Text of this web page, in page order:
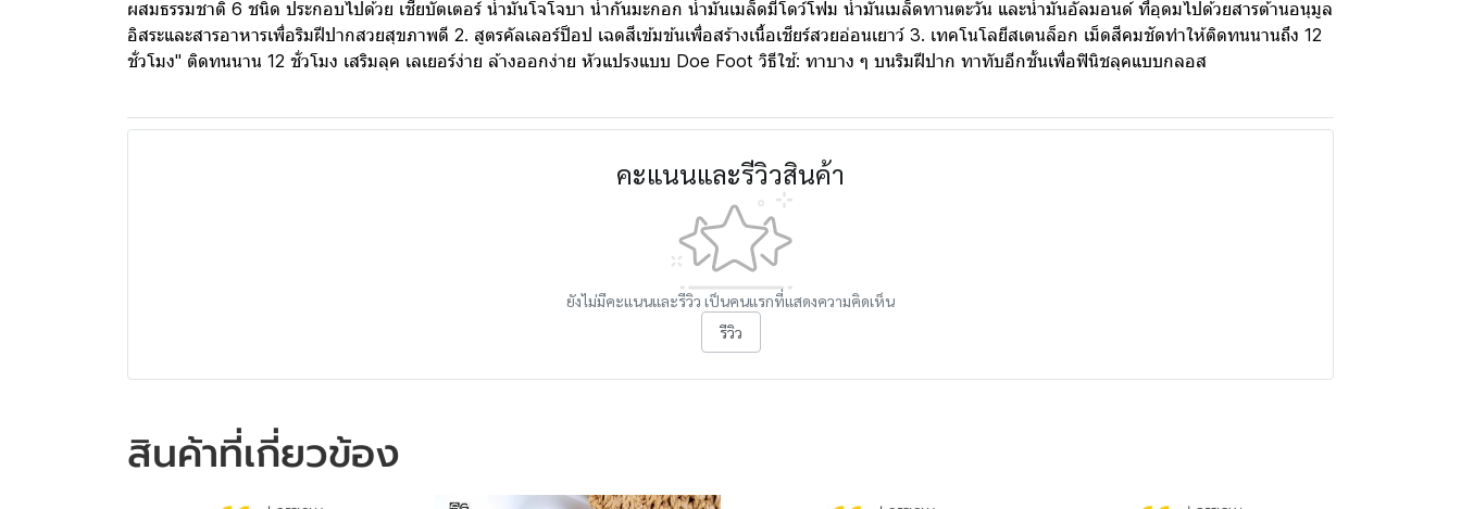
ผสมธรรมชาติ 6 ชนิด ประกอบไปด้วย เชียบัตเตอร์ น้ำมันโจโจบา น้ำกันมะกอก น้ำมันเมล็ดมีโดว์โฟม น้ำมันเมล็ดทานตะวัน และน้ำมันอัลมอนด์ ที่อุดมไปด้วยสารต้านอนุมูล
อิสระและสารอาหารเพื่อริมฝีปากสวยสุขภาพดี 2. สูตรคัลเลอร์ป็อป เฉดสีเข้มข้นเพื่อสร้างเนื้อเชียร์สวยอ่อนเยาว์ 3. เทคโนโลยีสเตนล็อก เม็ดสีคมชัดทำให้ติดทนนานถึง 12
ชั่วโมง" ติดทนนาน 12 ชั่วโมง เสริมลุค เลเยอร์ง่าย ล้างออกง่าย หัวแปรงแบบ Doe Foot วิธีใช้: ทาบาง ๆ บนริมฝีปาก ทาทับอีกชั้นเพื่อฟินิชลุคแบบกลอส
คะแนนและรีวิวสินค้า
ยังไม่มีคะแนนและรีวิว เป็นคนแรกที่แสดงความคิดเห็น
รีวิว
สินค้าที่เกี่ยวข้อง